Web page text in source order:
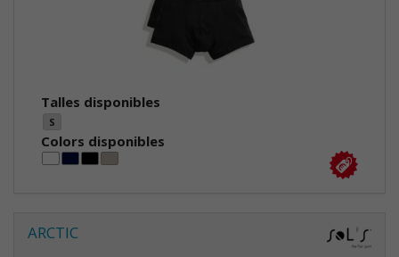
Talles disponibles
S
Colors disponibles
ARCTIC